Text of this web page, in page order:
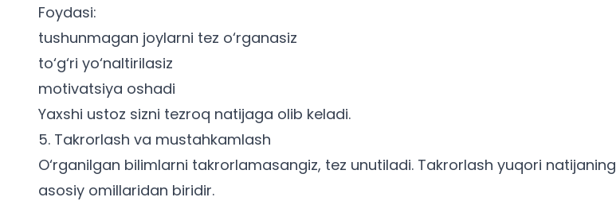
Foydasi:
tushunmagan joylarni tez o‘rganasiz
to‘g‘ri yo‘naltirilasiz
motivatsiya oshadi
Yaxshi ustoz sizni tezroq natijaga olib keladi.
5. Takrorlash va mustahkamlash
O‘rganilgan bilimlarni takrorlamasangiz, tez unutiladi. Takrorlash yuqori natijaning
asosiy omillaridan biridir.